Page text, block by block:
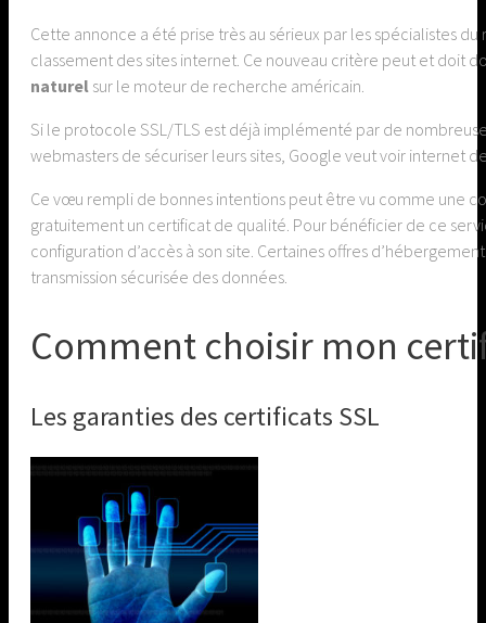
Cette annonce a été prise très au sérieux par les spécialistes
classement des sites internet. Ce nouveau critère peut et doit
naturel sur le moteur de recherche américain.
Si le protocole SSL/TLS est déjà implémenté par de
webmasters de sécuriser leurs sites, Google veut voir internet
Ce vœu rempli de bonnes intentions peut être vu comme une
gratuitement un certificat de qualité. Pour bénéficier de ce
configuration d’accès à son site. Certaines offres
transmission sécurisée des données.
Comment choisir mon
Les garanties des certificats SSL